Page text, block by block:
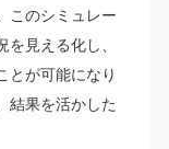
このシミュレー
見える化し、
とが可能になり
結果を活かした